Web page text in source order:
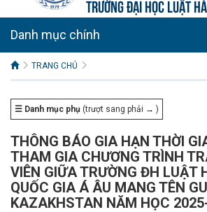
TRƯỜNG ĐẠI HỌC LUẬT
Danh mục chính
TRANG CHỦ
☰ Danh mục phụ (trượt sang phải → )
THÔNG BÁO GIA HẠN THỜI
THAM GIA CHƯƠNG TRÌNH
VIÊN GIỮA TRƯỜNG ĐH LUẬT
QUỐC GIA Á ÂU MANG TÊN
KAZAKHSTAN NĂM HỌC